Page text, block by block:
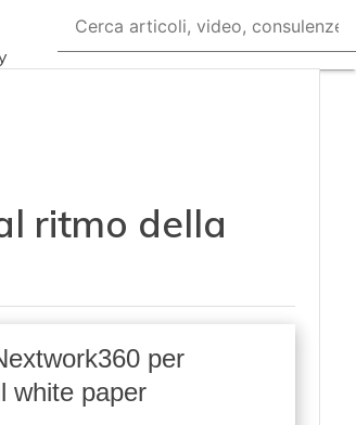
ritmo della
per
white paper